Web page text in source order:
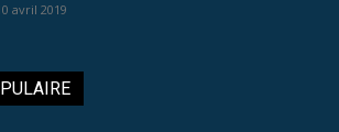
avril 2019